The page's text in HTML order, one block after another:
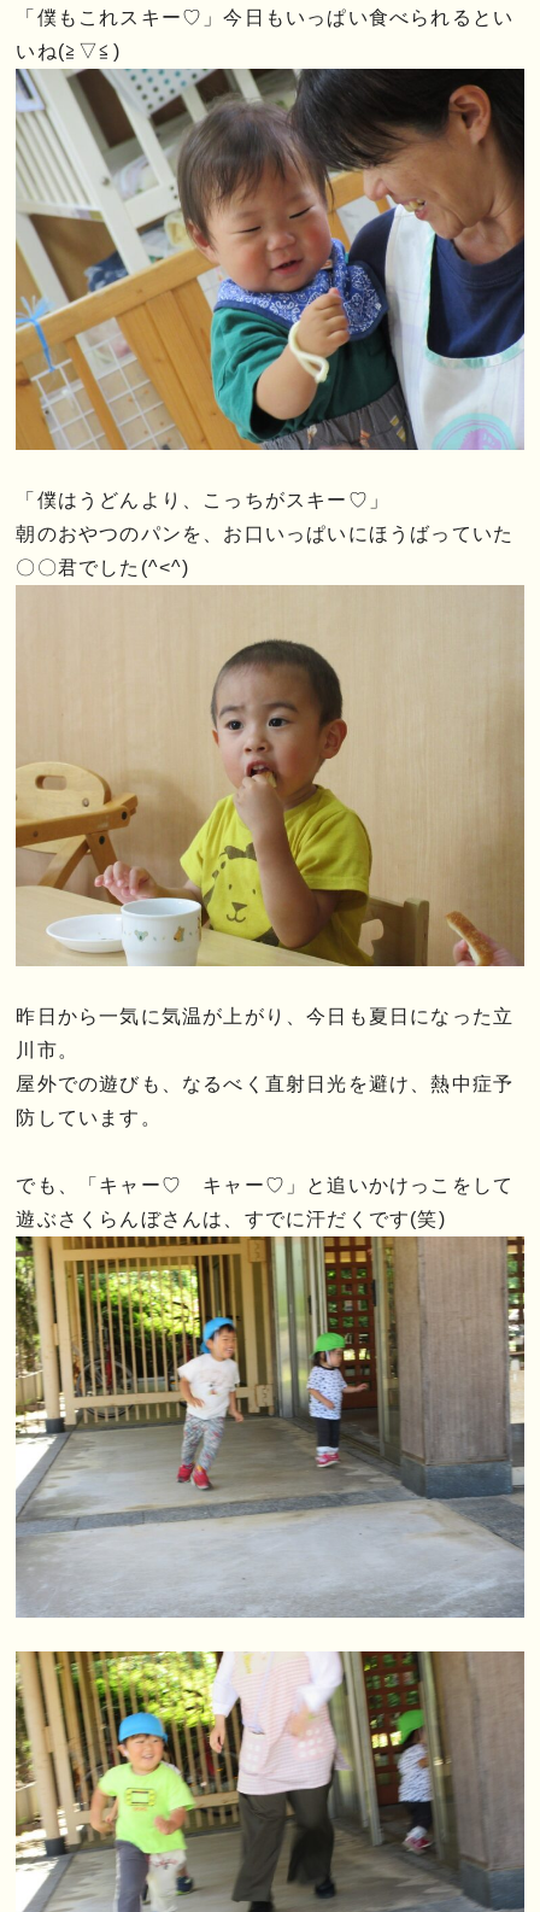
「僕もこれスキー♡」今日もいっぱい食べられるとい
いね(≧▽≦)
「僕はうどんより、こっちがスキー♡」
朝のおやつのパンを、お口いっぱいにほうばっていた
〇〇君でした(^<^)
昨日から一気に気温が上がり、今日も夏日になった立
川市。
屋外での遊びも、なるべく直射日光を避け、熱中症予
防しています。
でも、「キャー♡ キャー♡」と追いかけっこをして
遊ぶさくらんぼさんは、すでに汗だくです(笑)